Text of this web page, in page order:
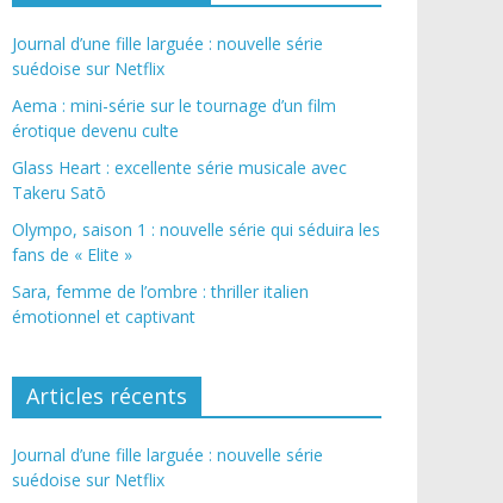
Journal d’une fille larguée : nouvelle série
suédoise sur Netflix
Aema : mini-série sur le tournage d’un film
érotique devenu culte
Glass Heart : excellente série musicale avec
Takeru Satō
Olympo, saison 1 : nouvelle série qui séduira les
fans de « Elite »
Sara, femme de l’ombre : thriller italien
émotionnel et captivant
Articles récents
Journal d’une fille larguée : nouvelle série
suédoise sur Netflix